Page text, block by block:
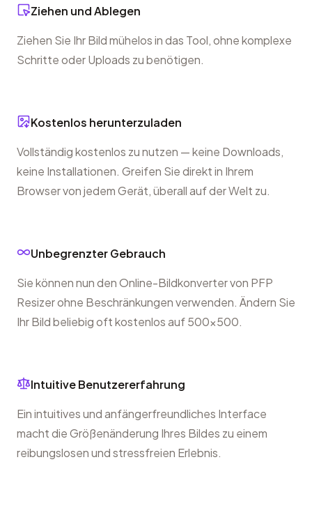
Ziehen und Ablegen
Ziehen Sie Ihr Bild mühelos in das Tool, ohne komplexe
Schritte oder Uploads zu benötigen.
Kostenlos herunterzuladen
Vollständig kostenlos zu nutzen — keine Downloads,
keine Installationen. Greifen Sie direkt in Ihrem
Browser von jedem Gerät, überall auf der Welt zu.
Unbegrenzter Gebrauch
Sie können nun den Online-Bildkonverter von PFP
Resizer ohne Beschränkungen verwenden. Ändern Sie
Ihr Bild beliebig oft kostenlos auf 500x500.
Intuitive Benutzererfahrung
Ein intuitives und anfängerfreundliches Interface
macht die Größenänderung Ihres Bildes zu einem
reibungslosen und stressfreien Erlebnis.